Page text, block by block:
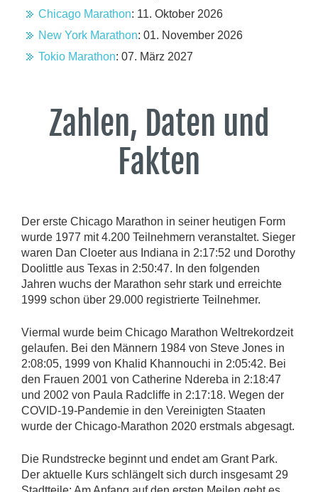
Chicago Marathon: 11. Oktober 2026
New York Marathon: 01. November 2026
Tokio Marathon: 07. März 2027
Zahlen, Daten und
Fakten
Der erste Chicago Marathon in seiner heutigen Form
wurde 1977 mit 4.200 Teilnehmern veranstaltet. Sieger
waren Dan Cloeter aus Indiana in 2:17:52 und Dorothy
Doolittle aus Texas in 2:50:47. In den folgenden
Jahren wuchs der Marathon sehr stark und erreichte
1999 schon über 29.000 registrierte Teilnehmer.
Viermal wurde beim Chicago Marathon Weltrekordzeit
gelaufen. Bei den Männern 1984 von Steve Jones in
2:08:05, 1999 von Khalid Khannouchi in 2:05:42. Bei
den Frauen 2001 von Catherine Ndereba in 2:18:47
und 2002 von Paula Radcliffe in 2:17:18. Wegen der
COVID-19-Pandemie in den Vereinigten Staaten
wurde der Chicago-Marathon 2020 erstmals abgesagt.
Die Rundstrecke beginnt und endet am Grant Park.
Der aktuelle Kurs schlängelt sich durch insgesamt 29